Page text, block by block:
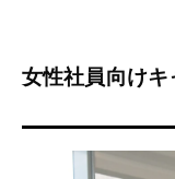
女性社員向け